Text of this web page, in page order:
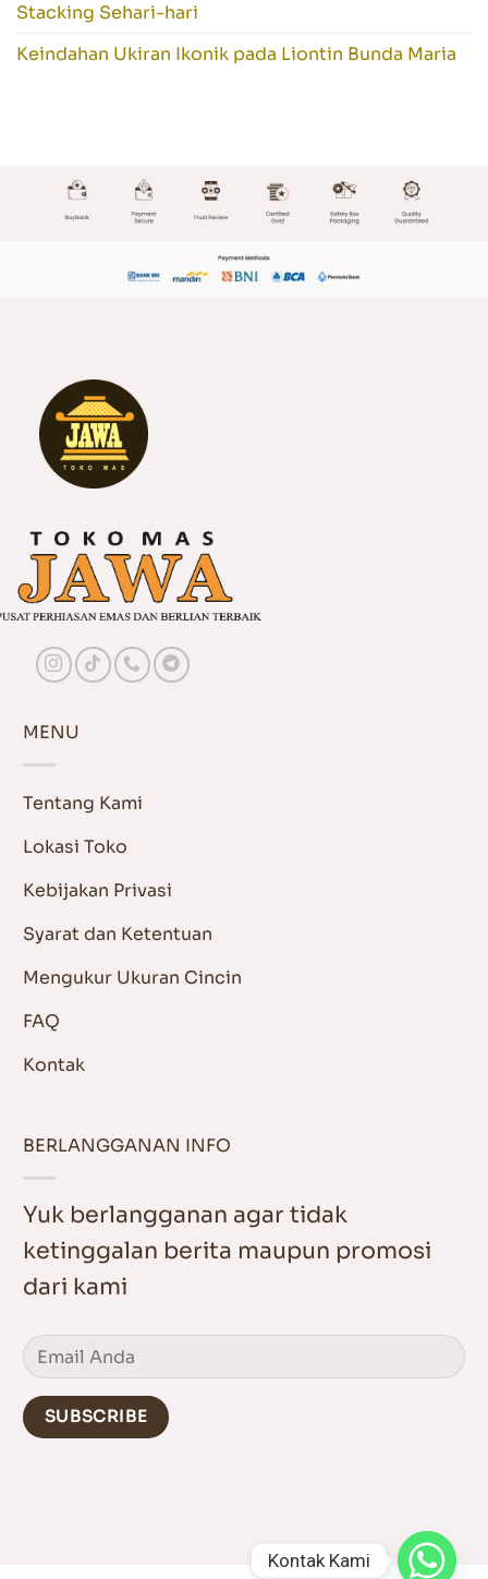
Stacking Sehari-hari
Keindahan Ukiran Ikonik pada Liontin Bunda Maria
MENU
Tentang Kami
Lokasi Toko
Kebijakan Privasi
Syarat dan Ketentuan
Mengukur Ukuran Cincin
FAQ
Kontak
BERLANGGANAN INFO
Yuk berlangganan agar tidak
ketinggalan berita maupun promosi
dari kami
Kontak Kami